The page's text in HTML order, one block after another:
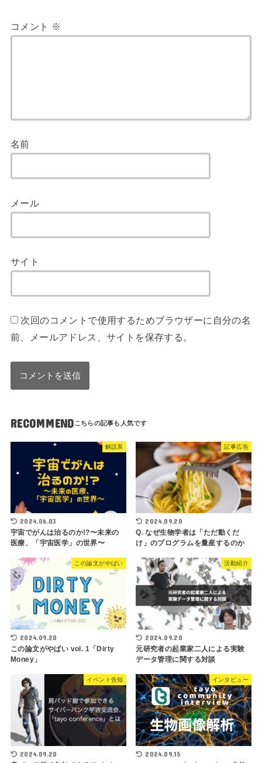
コメント ※
名前
メール
サイト
次回のコメントで使用するためブラウザーに自分の名
前、メールアドレス、サイトを保存する。
RECOMMEND
解説系
2024.06.03
宇宙でがんは治るのか!?〜未来の
医療、「宇宙医学」の世界〜
記事広告
2024.09.20
Q. なぜ生物学者は「ただ動くだ
け」のプログラムを量産するのか
この論文がやばい
2024.09.20
この論文がやばい vol. 1「Dirty
Money」
活動紹介
2024.09.20
元研究者の起業家二人による実験
データ管理に関する対談
イベント告知
2024.09.20
インタビュー
2024.09.15